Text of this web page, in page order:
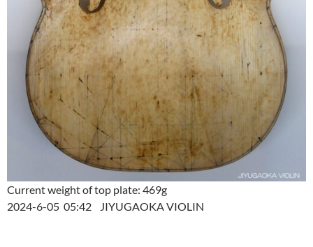
Current weight of top plate: 469g
2024-6-05 05:42 JIYUGAOKA VIOLIN